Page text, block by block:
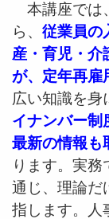
本講座では
ら、 従業員の
産・育児・介
が、定年再雇
広い知識を身
イナンバー制
最新の情報も
ります。実
通じ、理論だ
指します。人